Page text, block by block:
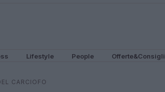
Lifestyle People Offerte&Consigli
CARCIOFO